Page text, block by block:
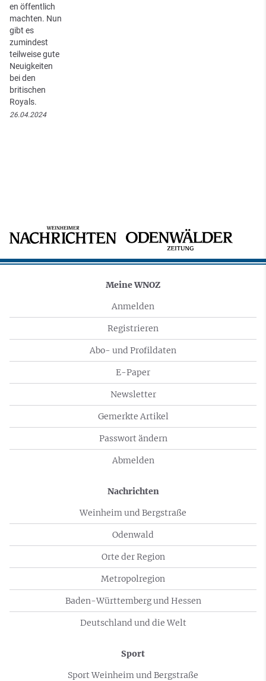
en öffentlich
machten. Nun
gibt es
zumindest
teilweise gute
Neuigkeiten
bei den
britischen
Royals.
26.04.2024
Meine WNOZ
Anmelden
Registrieren
Abo- und Profildaten
E-Paper
Newsletter
Gemerkte Artikel
Passwort ändern
Abmelden
Nachrichten
Weinheim und Bergstraße
Odenwald
Orte der Region
Metropolregion
Baden-Württemberg und Hessen
Deutschland und die Welt
Sport
Sport Weinheim und Bergstraße